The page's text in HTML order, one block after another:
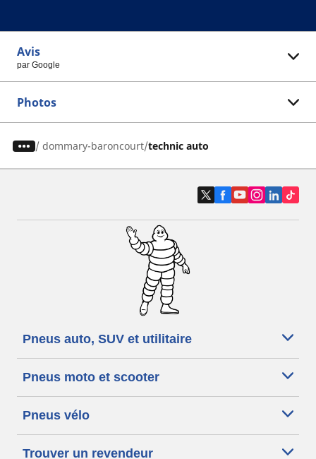
Avis
par Google
Photos
/ dommary-baroncourt technic auto
Pneus auto, SUV et utilitaire
Pneus moto et scooter
Pneus vélo
Trouver un revendeur